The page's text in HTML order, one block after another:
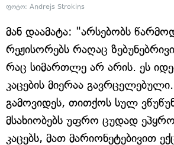
ფოტო: Andrejs Strokins
მან დაამატა: "არსებობს
რეჟისორებს რაღაც
რაც სიმართლე არ არის. ეს
კაცების მიერაა
გამოვიდეს, თითქოს სულ
მსახიობებს უფრო ცუდად
კაცებს, მათ მარიონეტებივით